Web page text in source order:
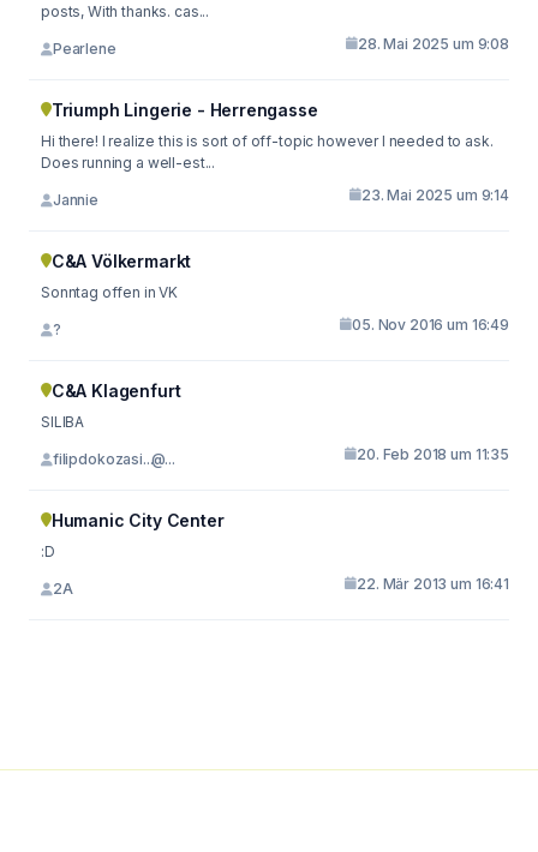
posts, With thanks. cas...
Pearlene 28. Mai 2025 um 9:08
Triumph Lingerie - Herrengasse
Hi there! I realize this is sort of off-topic however I needed to ask.
Does running a well-est...
Jannie 23. Mai 2025 um 9:14
C&A Völkermarkt
Sonntag offen in VK
? 05. Nov 2016 um 16:49
C&A Klagenfurt
SILIBA
filipdokozasi...@... 20. Feb 2018 um 11:35
Humanic City Center
:D
2A 22. Mär 2013 um 16:41